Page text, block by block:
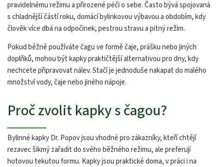
pravidelnému režimu a přirozené péči o sebe. Často bývá spojovaná
s chladnější částí roku, domácí bylinkovou výbavou a obdobím, kdy
člověk více dbá na odpočinek, pestrou stravu a pitný režim.
Pokud běžně používáte čagu ve formě čaje, prášku nebo jiných
doplňků, mohou být kapky praktičtější alternativou pro dny, kdy
nechcete připravovat nálev. Stačí je jednoduše nakapat do malého
množství vody, čaje nebo jiného nápoje.
Proč zvolit kapky s čagou?
Bylinné kapky Dr. Popov jsou vhodné pro zákazníky, kteří chtějí
rezavec šikmý zařadit do svého běžného režimu, ale preferují
hotovou tekutou formu. Kapky jsou praktické doma, v práci i na